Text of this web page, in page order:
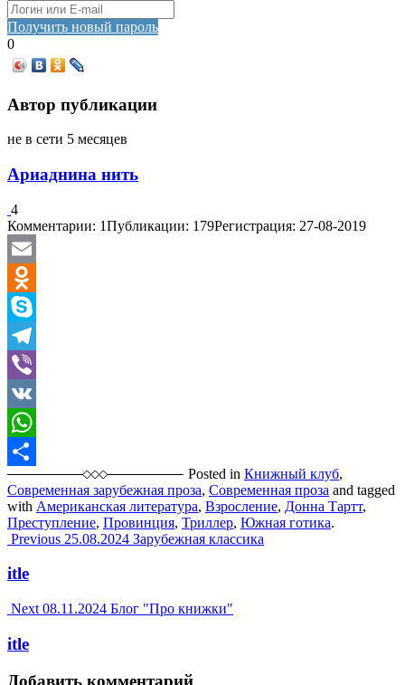
Получить новый пароль
0
Автор публикации
не в сети 5 месяцев
Ариаднина нить
4
Комментарии: 1Публикации: 179Регистрация: 27-08-2019
Email
Odnoklassniki
Skype
Telegram
Viber
VK
WhatsApp
Отправить
Posted in Книжный клуб,
Современная зарубежная проза, Современная проза and tagged
with Американская литература, Взросление, Донна Тартт,
Преступление, Провинция, Триллер, Южная готика.
Post
navigation
Previous 25.08.2024 Зарубежная классика
itle
Next 08.11.2024 Блог "Про книжки"
itle
Добавить комментарий